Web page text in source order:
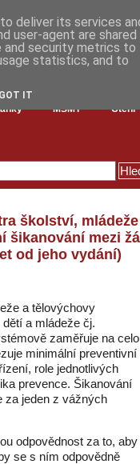
MŠMT Čtení
školství,
šikanování mezi
od jeho vydání)
a tělovýchovy
a mládeže čj.
zaměřuje na
minimální preventivní
role jednotlivých
prevence. Šikanování
za jeden z vážných
odpovědnost za to, aby
se s ním odpovědně
deliver its services
user-agent are shared
and security metrics to
statistics, and to
GOT IT